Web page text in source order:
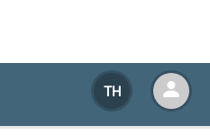
TH
หน่วยงาน